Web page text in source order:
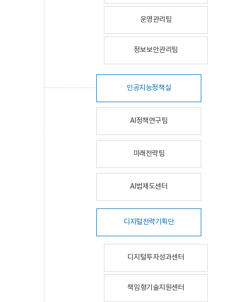
운영관리팀
정보보안관리팀
인공지능정책실
AI정책연구팀
미래전략팀
AI법제도센터
디지털전략기획단
디지털투자성과센터
책임형기술지원센터